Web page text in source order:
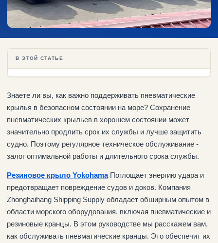
В ЭТОЙ СТАТЬЕ
Знаете ли вы, как важно поддерживать пневматические
крылья в безопасном состоянии на море? Сохранение
пневматических крыльев в хорошем состоянии может
значительно продлить срок их службы и лучше защитить
судно. Поэтому регулярное техническое обслуживание -
залог оптимальной работы и длительного срока службы.
Резиновое крыло YokohamaПоглощает энергию удара и
предотвращает повреждение судов и доков. Компания
Zhonghaihang Shipping Supply обладает обширным опытом в
области морского оборудования, включая пневматические и
резиновые кранцы. В этом руководстве мы расскажем вам,
как обслуживать пневматические кранцы. Это обеспечит их